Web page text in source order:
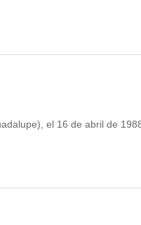
el 16 de abril de